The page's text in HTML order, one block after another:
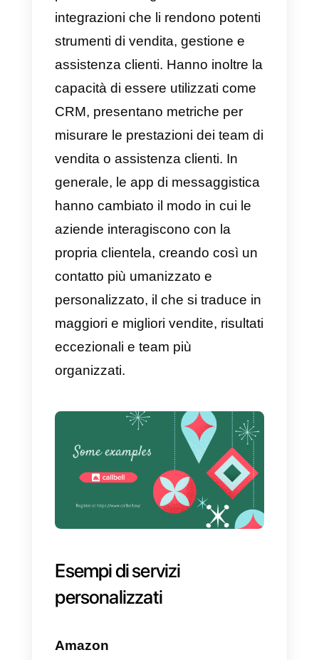
essere flessibile, dovrà essere
anche personalizzato. Questo
tipo di servizio riguarda la
capacità di partecipare
rapidamente e individualmente
per chiarire tutti i dubbi riguardo
ad un determinato prodotto o
servizio.
I servizi personalizzati sono
riusciti a conquistare i
consumatori e ad instaurare
relazioni a lungo termine,
convertendo i clienti in amici,
lungo termine. Proprio grazie a
questo, le aziende sono in grado
di prevedere o sapere in anticipo
di cosa avrà bisogno il cliente e
soddisfatto.
messaggistica?